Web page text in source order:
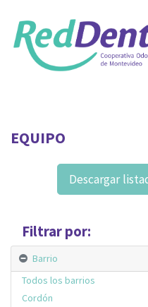
EQUIPO
Descargar
Filtrar por:
Barrio
Todos los barrios
Cordón